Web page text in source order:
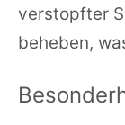
verstopfter
beheben,